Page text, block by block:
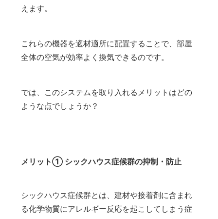
えます。
これらの機器を適材適所に配置することで、部屋
全体の空気が効率よく換気できるのです。
では、このシステムを取り入れるメリットはどの
ような点でしょうか？
メリット① シックハウス症候群の抑制・防止
シックハウス症候群とは、建材や接着剤に含まれ
る化学物質にアレルギー反応を起こしてしまう症